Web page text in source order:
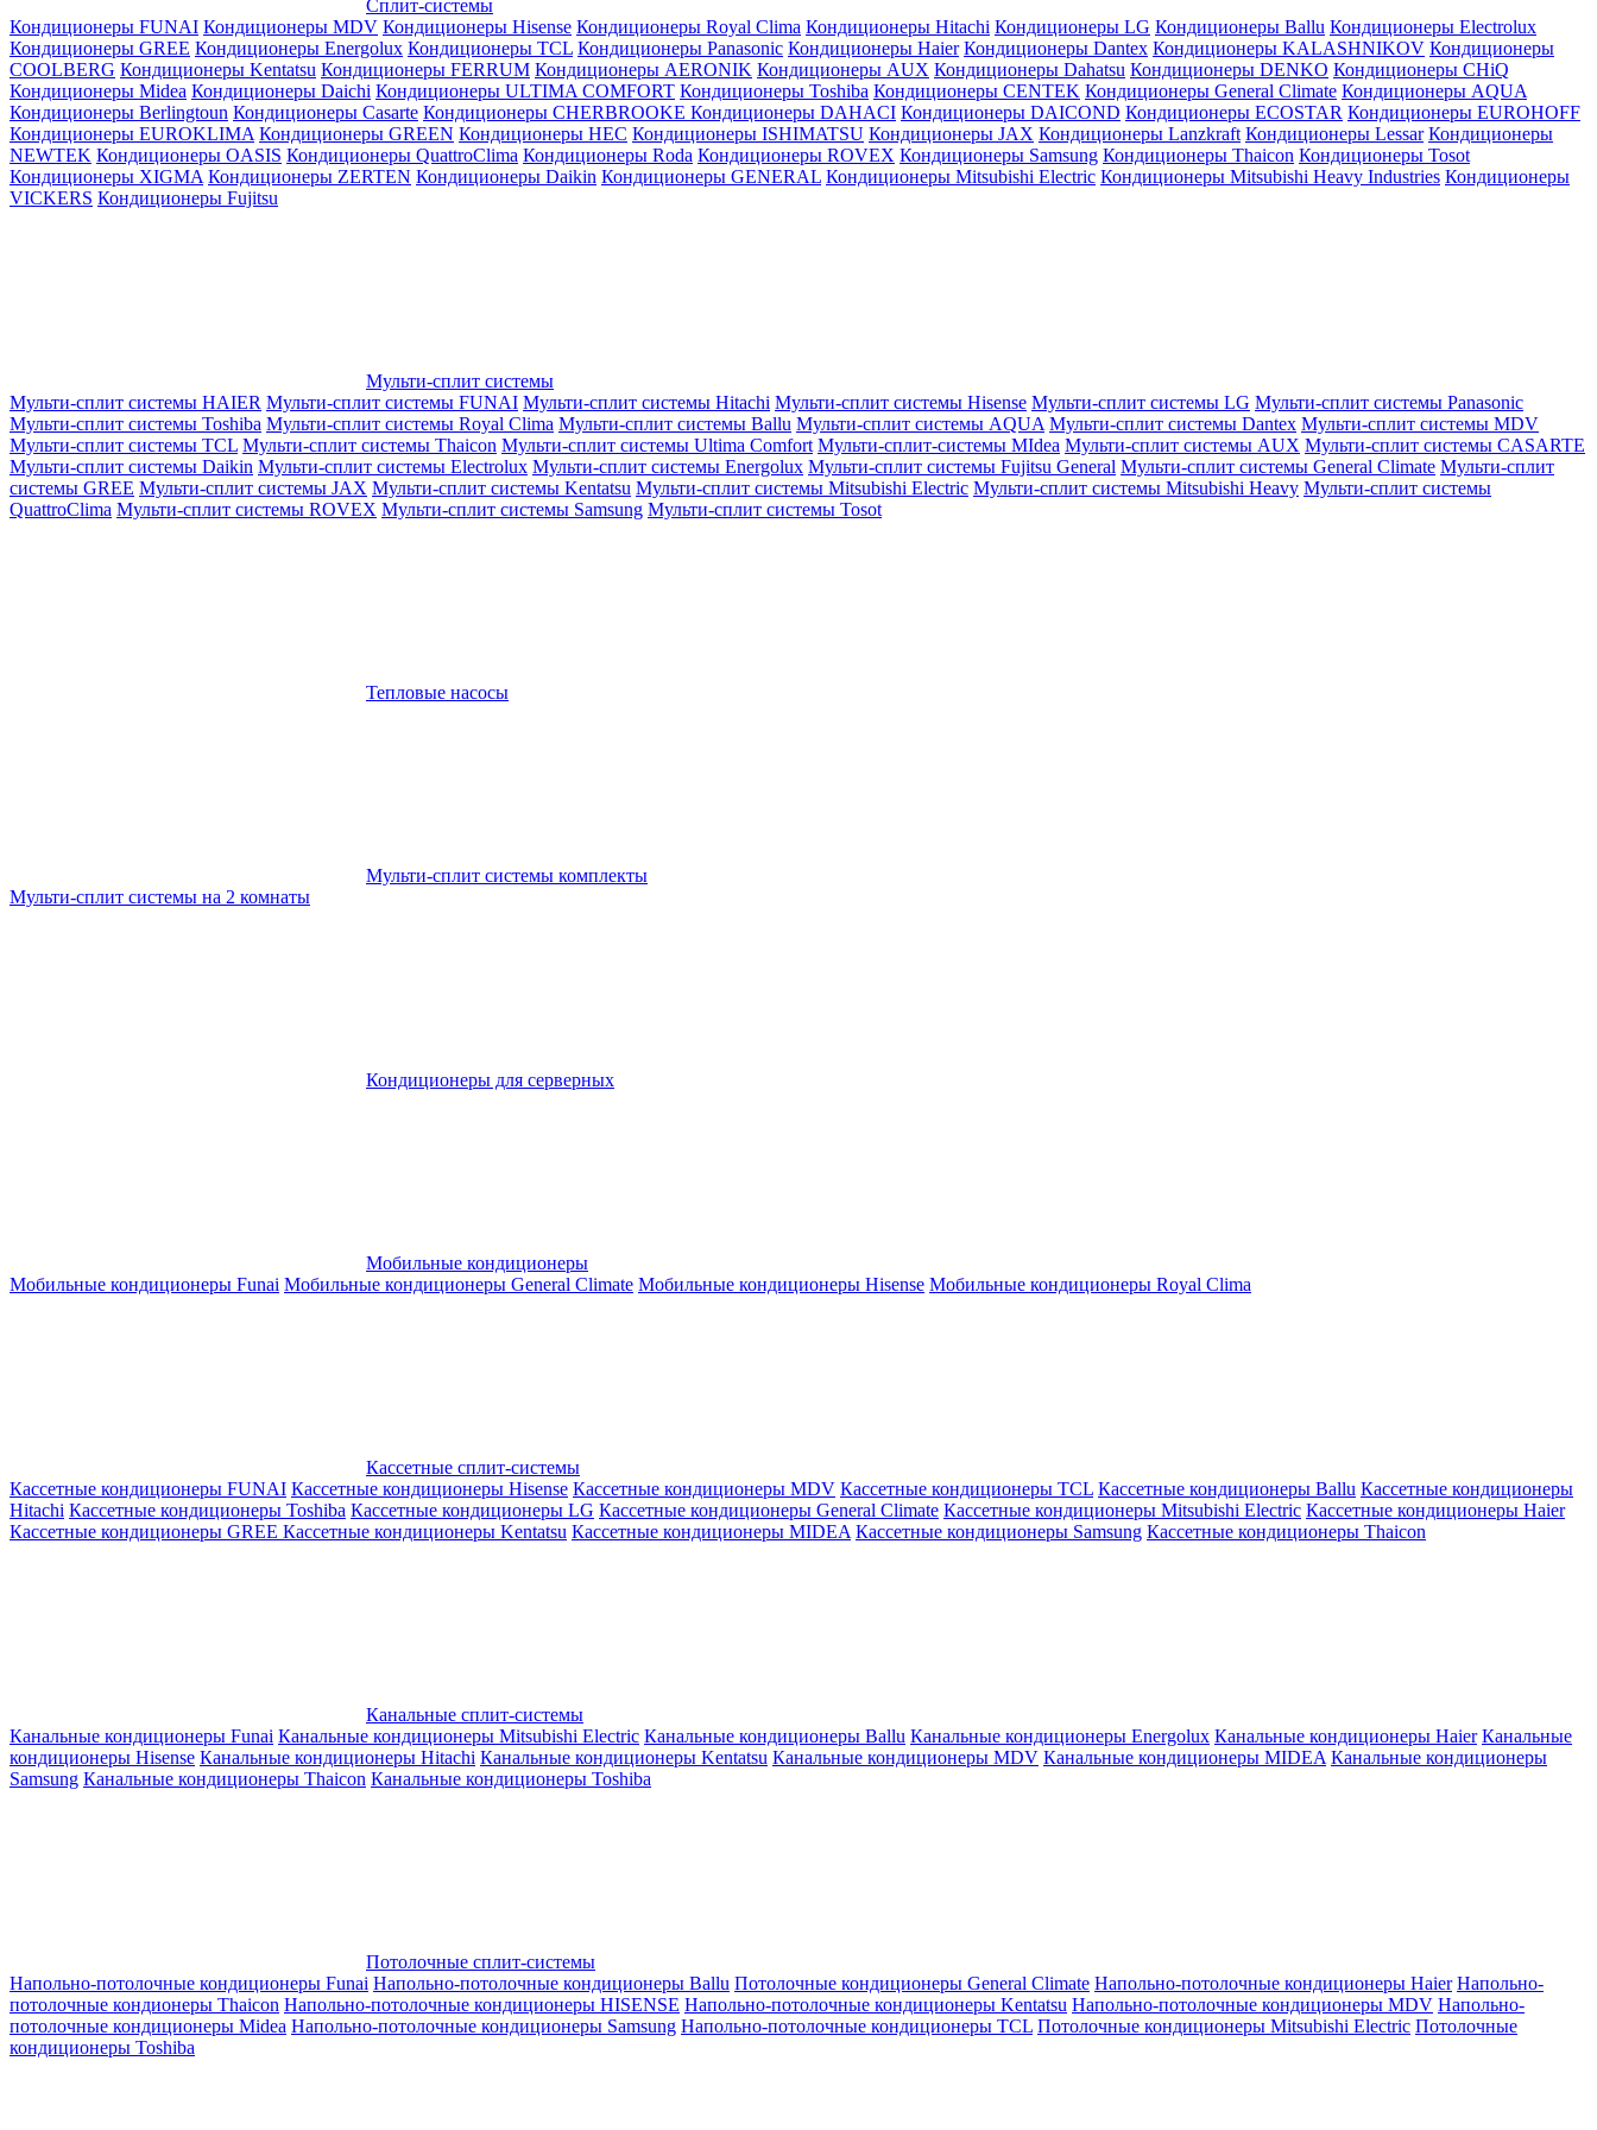
Сплит-системы
Кондиционеры FUNAI Кондиционеры MDV Кондиционеры Hisense Кондиционеры Royal Clima Кондиционеры Hitachi Кондиционеры LG Кондиционеры Ballu Кондиционеры Electrolux
Кондиционеры GREE Кондиционеры Energolux Кондиционеры TCL Кондиционеры Panasonic Кондиционеры Haier Кондиционеры Dantex Кондиционеры KALASHNIKOV Кондиционеры
СOOLBERG Кондиционеры Kentatsu Кондиционеры FERRUM Кондиционеры AERONIK Кондиционеры AUX Кондиционеры Dahatsu Кондиционеры DENKO Кондиционеры CHiQ
Кондиционеры Midea Кондиционеры Daichi Кондиционеры ULTIMA COMFORT Кондиционеры Toshiba Кондиционеры CENTEK Кондиционеры General Climate Кондиционеры AQUA
Кондиционеры Berlingtoun Кондиционеры Casarte Кондиционеры CHERBROOKE Кондиционеры DAHACI Кондиционеры DAICOND Кондиционеры ECOSTAR Кондиционеры EUROHOFF
Кондиционеры EUROKLIMA Кондиционеры GREEN Кондиционеры HEC Кондиционеры ISHIMATSU Кондиционеры JAX Кондиционеры Lanzkraft Кондиционеры Lessar Кондиционеры
NEWTEK Кондиционеры OASIS Кондиционеры QuattroClima Кондиционеры Roda Кондиционеры ROVEX Кондиционеры Samsung Кондиционеры Thaicon Кондиционеры Tosot
Кондиционеры XIGMA Кондиционеры ZERTEN Кондиционеры Daikin Кондиционеры GENERAL Кондиционеры Mitsubishi Electric Кондиционеры Mitsubishi Heavy Industries Кондиционеры
VICKERS Кондиционеры Fujitsu
Мульти-сплит системы
Мульти-сплит системы HAIER Мульти-сплит системы FUNAI Мульти-сплит системы Hitachi Мульти-сплит системы Hisense Мульти-сплит системы LG Мульти-сплит системы Panasonic
Мульти-сплит системы Toshiba Мульти-сплит системы Royal Clima Мульти-сплит системы Ballu Мульти-сплит системы AQUA Мульти-сплит системы Dantex Мульти-сплит системы MDV
Мульти-сплит системы TCL Мульти-сплит системы Thaicon Мульти-сплит системы Ultima Comfort Мульти-сплит-системы MIdea Мульти-сплит системы AUX Мульти-сплит системы CASARTE
Мульти-сплит системы Daikin Мульти-сплит системы Electrolux Мульти-сплит системы Energolux Мульти-сплит системы Fujitsu General Мульти-сплит системы General Climate Мульти-сплит
системы GREE Мульти-сплит системы JAX Мульти-сплит системы Kentatsu Мульти-сплит системы Mitsubishi Electric Мульти-сплит системы Mitsubishi Heavy Мульти-сплит системы
QuattroClima Мульти-сплит системы ROVEX Мульти-сплит системы Samsung Мульти-сплит системы Tosot
Тепловые насосы
Мульти-сплит системы комплекты
Мульти-сплит системы на 2 комнаты
Кондиционеры для серверных
Мобильные кондиционеры
Мобильные кондиционеры Funai Мобильные кондиционеры General Climate Мобильные кондиционеры Hisense Мобильные кондиционеры Royal Clima
Кассетные сплит-системы
Кассетные кондиционеры FUNAI Кассетные кондиционеры Hisense Кассетные кондиционеры MDV Кассетные кондиционеры TCL Кассетные кондиционеры Ballu Кассетные кондиционеры
Hitachi Кассетные кондиционеры Toshiba Кассетные кондиционеры LG Кассетные кондиционеры General Climate Кассетные кондиционеры Mitsubishi Electric Кассетные кондиционеры Haier
Кассетные кондиционеры GREE Кассетные кондиционеры Kentatsu Кассетные кондиционеры MIDEA Кассетные кондиционеры Samsung Кассетные кондиционеры Thaicon
Канальные сплит-системы
Канальные кондиционеры Funai Канальные кондиционеры Mitsubishi Electric Канальные кондиционеры Ballu Канальные кондиционеры Energolux Канальные кондиционеры Haier Канальные
кондиционеры Hisense Канальные кондиционеры Hitachi Канальные кондиционеры Kentatsu Канальные кондиционеры MDV Канальные кондиционеры MIDEA Канальные кондиционеры
Samsung Канальные кондиционеры Thaicon Канальные кондиционеры Toshiba
Потолочные сплит-системы
Напольно-потолочные кондиционеры Funai Напольно-потолочные кондиционеры Ballu Потолочные кондиционеры General Climate Напольно-потолочные кондиционеры Haier Напольно-
потолочные кондионеры Thaicon Напольно-потолочные кондиционеры HISENSE Напольно-потолочные кондиционеры Kentatsu Напольно-потолочные кондиционеры MDV Напольно-
потолочные кондиционеры Midea Напольно-потолочные кондиционеры Samsung Напольно-потолочные кондиционеры TCL Потолочные кондиционеры Mitsubishi Electric Потолочные
кондиционеры Toshiba